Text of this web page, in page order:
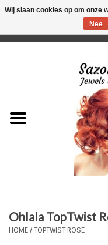
Just for Him
Plus Size Sieraden
Ohlala TopTwist
HOME/TOPTWIST ROSE
Wij slaan cookies op om onze
Nee